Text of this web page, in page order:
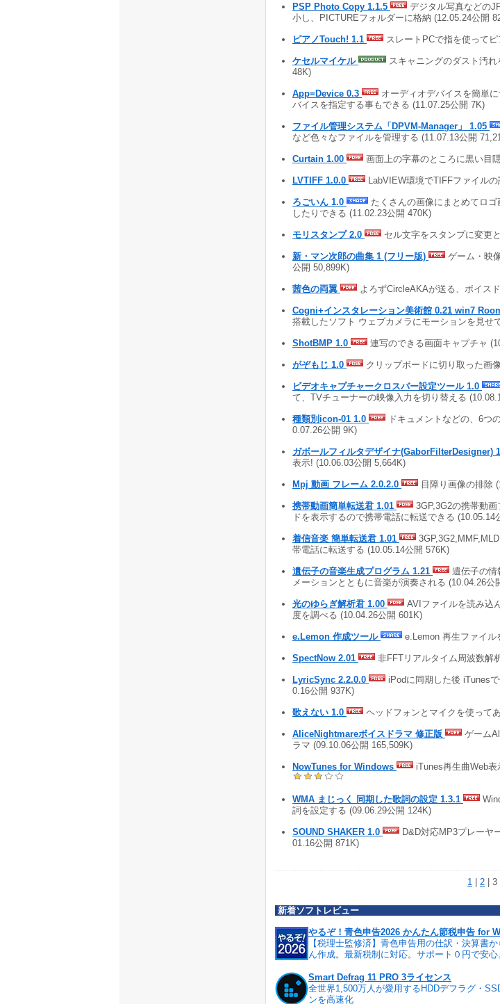
PSP Photo Copy 1.1.5
デジタル写真などの
小し、PICTUREフォルダーに格納 (12.05.24公開
ピアノTouch! 1.1 スレートPCで指を使って
ケセルマイケル
スキャニングのダスト汚
48K)
App=Device 0.3
オーディオデバイスを簡単
バイスを指定する事もできる (11.07.25公開 7K)
ファイル管理システム「DPVM-Manager」 1.05
など色々なファイルを管理する (11.07.13公開
Curtain 1.00 画面上の字幕のところに黒い目
LVTIFF 1.0.0 LabVIEW環境でTIFFファイル
ろごいん 1.0
たくさんの画像にまとめてロ
したりできる (11.02.23公開 470K)
モリスタンプ 2.0 セル文字をスタンプに変更
新・マン次郎の曲集 1 (フリー版)
ゲーム・映
公開 50,899K)
茜色の両翼 よろずCircleAKAが送る、ボイス
Cogni+インスタレーション美術館 0.21 win7
搭載したソフト ウェブカメラにモーションを見せ
ShotBMP 1.0 連写のできる画面キャプチャ
がぞもじ 1.0 クリップボードに切り取った画
ビデオキャプチャークロスバー設定ツール 1.0
て、TVチューナーの映像入力を切り替える
種類別icon-01 1.0
ドキュメントなどの、6つ
0.07.26公開 9K)
ガボールフィルタデザイナ(GaborFilterDesigner)
表示! (10.06.03公開 5,664K)
Mpj 動画 フレーム 2.0.2.0 目障り画像の排除
携帯動画簡単転送君 1.01
3GP,3G2の携帯動
ドを表示するので携帯電話に転送できる (10.05.14
着信音楽 簡単転送君 1.01
帯電話に転送する (10.05.14公開 576K)
遺伝子の音楽生成プログラム 1.21
遺伝子の情
メーションとともに音楽が演奏される (10.04.26公
光のゆらぎ解析君 1.00
AVIファイルを読み込
度を調べる (10.04.26公開 601K)
e.Lemon 作成ツール e.Lemon 再生ファイ
SpectNow 2.01 非FFTリアルタイム周波数解
LyricSync 2.2.0.0
iPodに同期した後 iTunes
0.16公開 937K)
歌えない 1.0 ヘッドフォンとマイクを使って
AliceNightmareボイスドラマ 修正版
ゲーム
ラマ (09.10.06公開 165,509K)
NowTunes for Windows iTunes再生曲Web
WMA まじっく 同期した歌詞の設定 1.3.1
詞を設定する (09.06.29公開 124K)
SOUND SHAKER 1.0
D&D対応MP3プレーヤ
01.16公開 871K)
1 | 2 | 3
新着ソフトレビュー
やるぞ！青色申告2026 かんたん節税申告 for
【税理士監修済】青色申告用の仕訳・決算書
ん作成。最新税制に対応。サポート０円で安心
Smart Defrag 11 PRO 3ライセンス
全世界1,500万人が愛用するHDDデフラグ・
ンを高速化